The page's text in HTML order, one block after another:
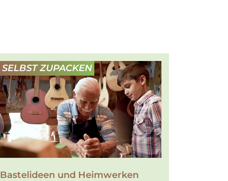
SELBST ZUPACKEN
Bastelideen und Heimwerken